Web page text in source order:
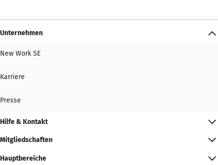
Unternehmen
New Work SE
Karriere
Presse
Hilfe & Kontakt
Mitgliedschaften
Hauptbereiche